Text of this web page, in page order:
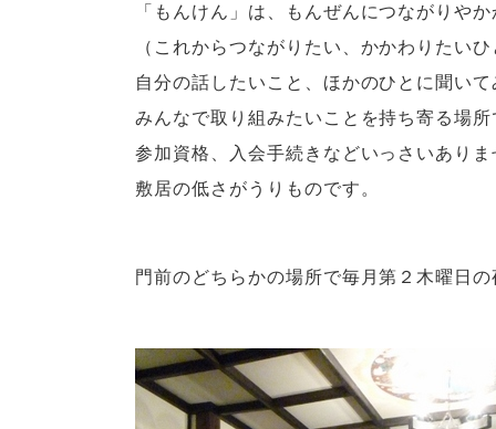
「もんけん」は、もんぜんにつながりや
（これからつながりたい、かかわりたい
自分の話したいこと、ほかのひとに聞い
みんなで取り組みたいことを持ち寄る場所
参加資格、入会手続きなどいっさいありま
敷居の低さがうりものです。
門前のどちらかの場所で毎月第２木曜日